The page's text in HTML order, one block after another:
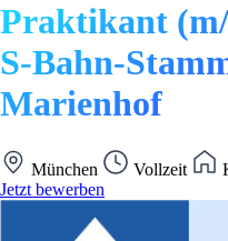
Praktikant
S-Bahn-
Marienhof
München Vollzeit
Jetzt bewerben